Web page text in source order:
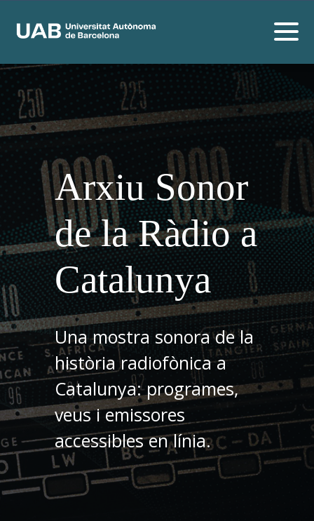
Arxiu Sonor
de la Ràdio a
Catalunya
Una mostra sonora de la
història radiofònica a
Catalunya: programes,
veus i emissores
accessibles en línia.